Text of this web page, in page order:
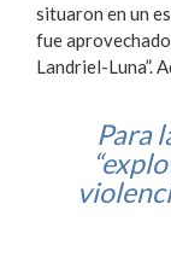
situaron en un
fue
Landriel-Luna”.
Para